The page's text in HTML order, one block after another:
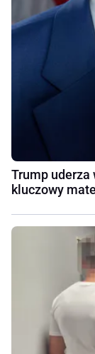
Trump uderza
kluczowy